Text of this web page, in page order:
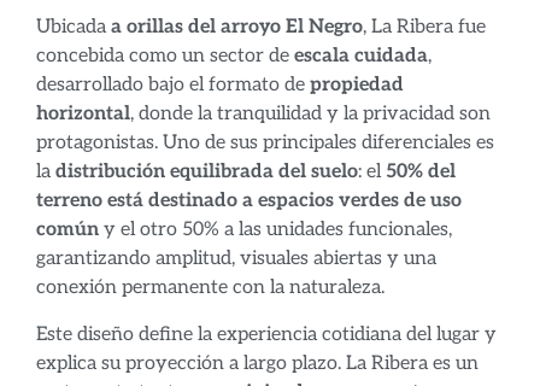
Ubicada a orillas del arroyo El Negro, La Ribera fue
concebida como un sector de escala cuidada,
desarrollado bajo el formato de propiedad
horizontal, donde la tranquilidad y la privacidad son
protagonistas. Uno de sus principales diferenciales es
la distribución equilibrada del suelo: el 50% del
terreno está destinado a espacios verdes de uso
común y el otro 50% a las unidades funcionales,
garantizando amplitud, visuales abiertas y una
conexión permanente con la naturaleza.
Este diseño define la experiencia cotidiana del lugar y
explica su proyección a largo plazo. La Ribera es un